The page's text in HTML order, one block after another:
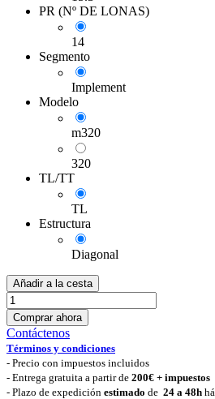
PR (Nº DE LONAS)
14
Segmento
Implement
Modelo
m320
320
TL/TT
TL
Estructura
Diagonal
Añadir a la cesta
Comprar ahora
Contáctenos
Términos y condiciones
- Precio con impuestos incluidos
- Entrega gratuita a partir de 200€ + impuestos
- Plazo de expedición estimado de 24 a 48h